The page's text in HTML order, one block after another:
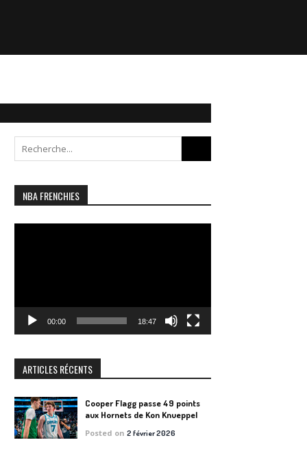
for:
NBA FRENCHIES
00:00 18:47
ARTICLES RÉCENTS
Cooper Flagg passe 49 points
aux Hornets de Kon Knueppel
Posted on2 février 2026